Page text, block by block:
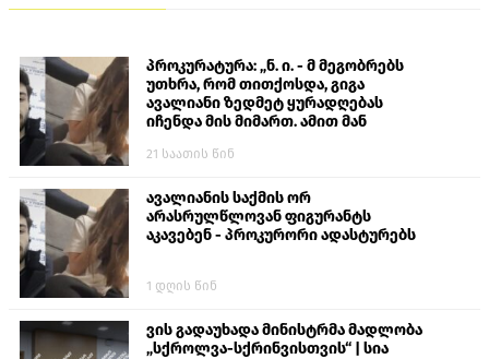
პროკურატურა: „ნ. ი. - მ მეგობრებს
უთხრა, რომ თითქოსდა, გიგა
ავალიანი ზედმეტ ყურადღებას
იჩენდა მის მიმართ. ამით მან
თავს დასხმოდა გიგა ავალიანს“
21 საათის წინ
ავალიანის საქმის ორ
არასრულწლოვან ფიგურანტს
აკავებენ - პროკურორი ადასტურებს
1 დღის წინ
ვის გადაუხადა მინისტრმა მადლობა
„სქროლვა-სქრინვისთვის“ | სია